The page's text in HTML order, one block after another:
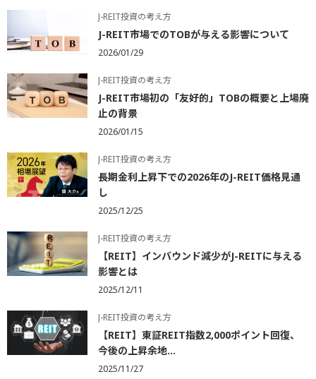
J-REIT投資の考え方
J-REIT市場でのTOBが与える影響について
2026/01/29
J-REIT投資の考え方
J-REIT市場初の「友好的」TOBの概要と上場廃
止の背景
2026/01/15
J-REIT投資の考え方
長期金利上昇下での2026年のJ-REIT価格見通
し
2025/12/25
J-REIT投資の考え方
【REIT】インバウンド減少がJ-REITに与える
影響とは
2025/12/11
J-REIT投資の考え方
【REIT】東証REIT指数2,000ポイント回復、
今後の上昇余地...
2025/11/27